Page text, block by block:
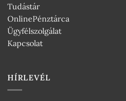
Tudástár
OnlinePénztárca
Ügyfélszolgálat
Kapcsolat
HÍRLEVÉL